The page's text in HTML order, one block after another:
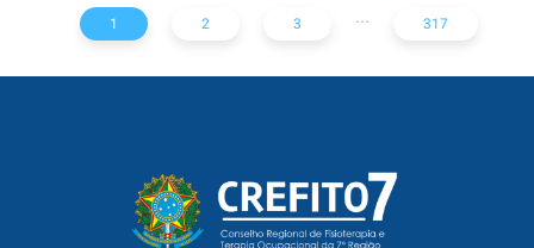
1 2 3 ... 317